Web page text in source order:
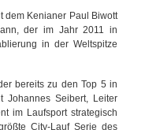
dem Kenianer Paul Biwott
der im Jahr 2011 in
in der Weltspitze
bereits zu den Top 5 in
Johannes Seibert, Leiter
im Laufsport strategisch
City-Lauf Serie des